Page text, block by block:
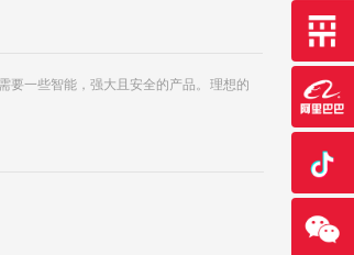
要一些智能，强大且安全的产品。 理想的